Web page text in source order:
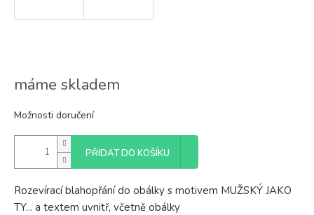
máme skladem
Možnosti doručení
PŘIDAT DO KOŠÍKU
Rozevírací blahopřání do obálky s motivem MUŽSKÝ JAKO
TY... a textem uvnitř, včetně obálky